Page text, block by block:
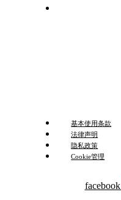
基本使用条款
法律声明
隐私政策
Cookie管理
facebook